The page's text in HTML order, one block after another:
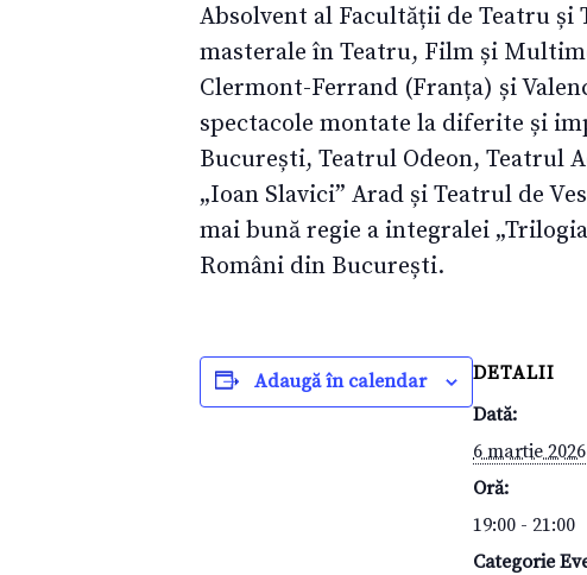
Absolvent al Facultății de Teatru și
masterale în Teatru, Film și
Clermont-Ferrand (Franța) și
spectacole montate la diferite și
București, Teatrul Odeon, Teatrul
„Ioan Slavici” Arad și Teatrul de
mai bună regie a integralei
Români din București.
Adaugă în calendar
DETALII
Dată:
6 martie 2026
Oră:
19:00 - 21:00
Categorie